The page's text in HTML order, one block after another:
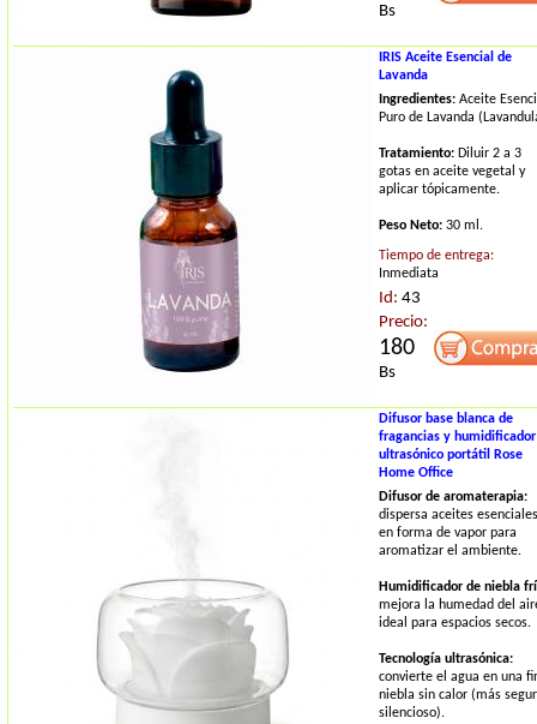
Bs
IRIS Aceite Esencial de
Lavanda
Ingredientes: Aceite
Puro de Lavanda
Tratamiento: Diluir 2 a 3
gotas en aceite vegetal y
aplicar tópicamente.
Peso Neto: 30 ml.
Tiempo de entrega:
Inmediata
Id: 43
Precio:
180
Bs
Difusor base blanca de
fragancias y humidificador
ultrasónico portátil Rose
Home Office
Difusor de aromaterapia:
dispersa aceites esenciales
en forma de vapor para
aromatizar el ambiente.
Humidificador de niebla
mejora la humedad del
ideal para espacios secos.
Tecnología ultrasónica:
convierte el agua en una
niebla sin calor (más
silencioso).